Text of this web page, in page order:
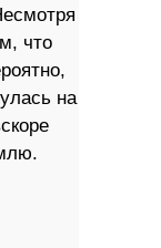
что
на